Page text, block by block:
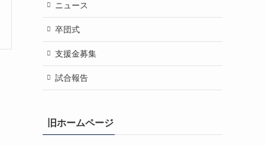
ニュース
卒団式
支援金募集
試合報告
旧ホームページ